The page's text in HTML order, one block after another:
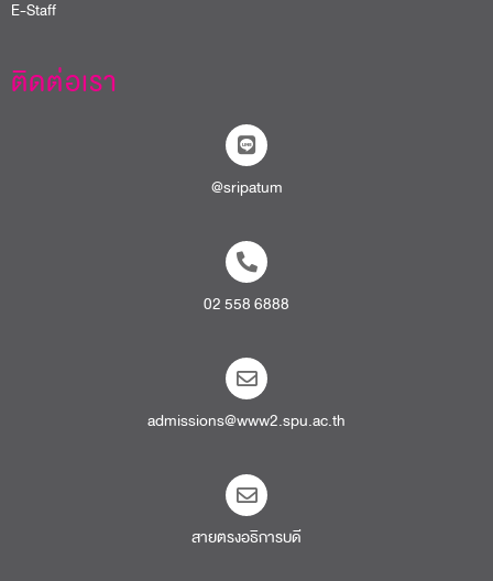
E-Staff
ติดต่อเรา
@sripatum
02 558 6888
admissions@www2.spu.ac.th
สายตรงอธิการบดี​